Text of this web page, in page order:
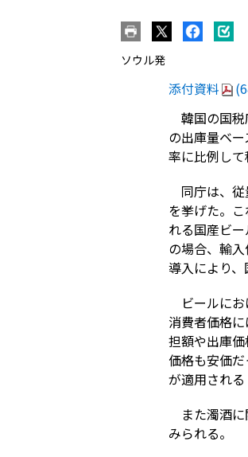
ソウル発
添付資料
韓国の国
の出庫量ベ
率に比例し
同庁は、
を挙げた。
れる国産ビ
の場合、輸
導入により
ビールに
消費者価格
担額や出庫
価格も安価
が適用される
また濁酒
みられる。